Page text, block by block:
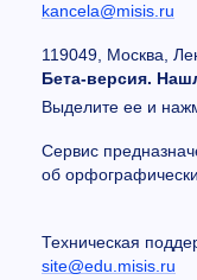
kancela@misis.ru
119049, Москва,
Бета-версия.
Выделите ее и
Сервис
об
Техническая
site@edu.misis.ru